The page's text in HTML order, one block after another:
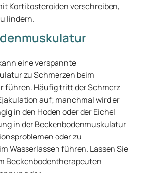
Kortikosteroiden verschreiben,
lindern.
eine verspannte
zu Schmerzen beim
führen. Häufig tritt der Schmerz
auf; manchmal wird er
in den Hoden oder der Eichel
in der Beckenbodenmuskulatur
oder zu
Wasserlassen führen. Lassen Sie
Beckenbodentherapeuten